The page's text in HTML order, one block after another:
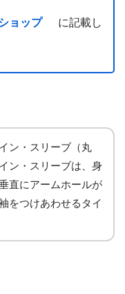
ョップ に記載し
ン・スリーブ（丸
ン・スリーブは、身
直にアームホールが
をつけあわせるタイ